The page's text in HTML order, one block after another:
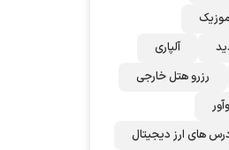
آلپاری
رزرو هتل خارجی
های ارز دیجیتال